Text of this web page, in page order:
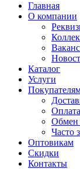
Главная
О компании
Каталог
Услуги
Оплата
Обмен
Часто
Оптовикам
Скидки
Контакты